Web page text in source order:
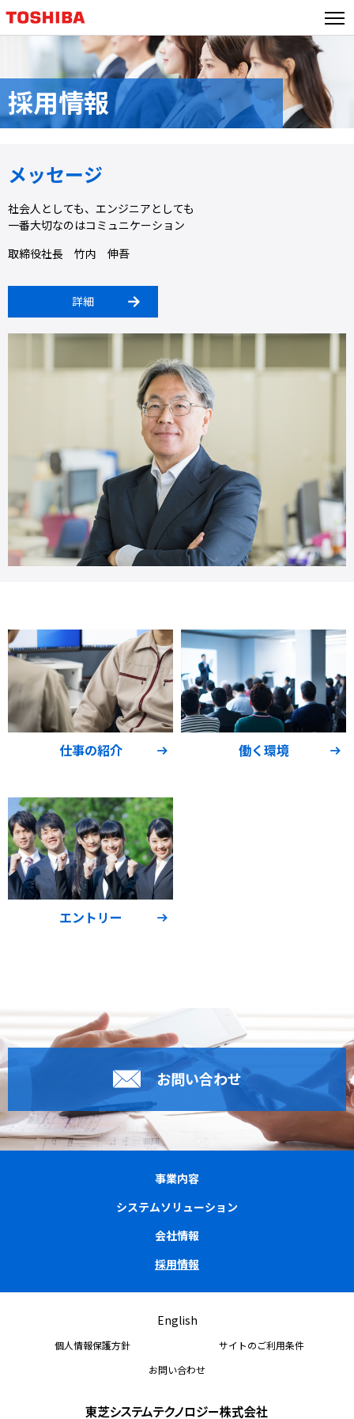
採用情報
メッセージ
社会人としても、エンジニアとしても
一番大切なのはコミュニケーション
取締役社長 竹内 伸吾
詳細
仕事の紹介 働く環境
エントリー
お問い合わせ
事業内容
システムソリューション
会社情報
採用情報
English
個人情報保護方針
サイトのご利用条件
お問い合わせ